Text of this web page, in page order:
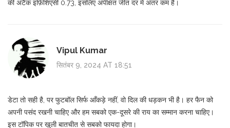
की अटैक इफ़िशिएंसी 0.73, इसलिए अपेक्षित जीत दर में अंतर कम है।
Vipul Kumar
सितंबर 9, 2024 AT 18:51
डेटा तो सही है, पर फुटबॉल सिर्फ आँकड़े नहीं, वो दिल की धड़कन भी है। हर फैन को
अपनी पसंद रखनी चाहिए और हम सबको एक-दूसरे की राय का सम्मान करना चाहिए।
इस टॉपिक पर खुली बातचीत से सबको फायदा होगा।